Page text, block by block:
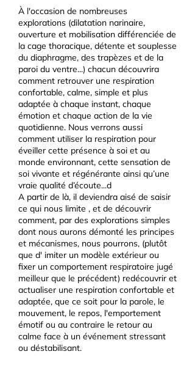
À l'occasion de nombreuses
explorations (dilatation narinaire,
ouverture et mobilisation différenciée de
la cage thoracique, détente et souplesse
du diaphragme, des trapèzes et de la
paroi du ventre...) chacun découvrira
comment retrouver une respiration
confortable, calme, simple et plus
adaptée à chaque instant, chaque
émotion et chaque action de la vie
quotidienne. Nous verrons aussi
comment utiliser la respiration pour
éveiller cette présence à soi et au
monde environnant, cette sensation de
soi vivante et régénérante ainsi qu’une
vraie qualité d’écoute...d
A partir de là, il deviendra aisé de saisir
ce qui nous limite , et de découvrir
comment, par des explorations simples
dont nous aurons démonté les principes
et mécanismes, nous pourrons, (plutôt
que d' imiter un modèle extérieur ou
fixer un comportement respiratoire jugé
meilleur que le précédent) redécouvrir et
actualiser une respiration confortable et
adaptée, que ce soit pour la parole, le
mouvement, le repos, l'emportement
émotif ou au contraire le retour au
calme face à un événement stressant
ou déstabilisant.